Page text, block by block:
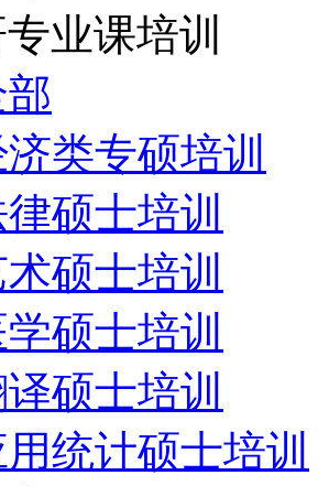
业课培训
类专硕培训
硕士培训
硕士培训
学硕士培训
硕士培训
统计硕士培训